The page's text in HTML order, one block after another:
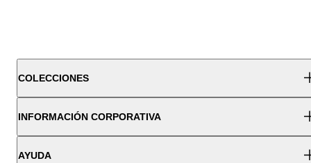
COLECCIONES
INFORMACIÓN CORPORATIVA
AYUDA